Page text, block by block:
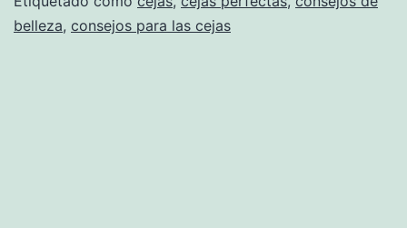
belleza, consejos para las cejas